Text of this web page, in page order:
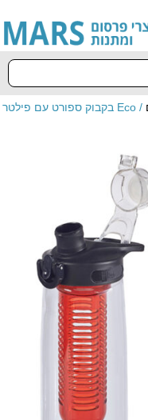
/ Eco בקבוק ספורט עם פילטר